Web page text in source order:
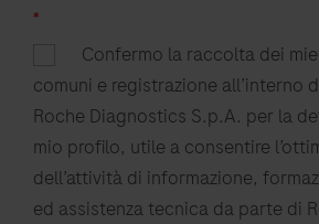
*
Confermo la raccolta dei
comuni e registrazione all’interno
Roche Diagnostics S.p.A. per la
mio profilo, utile a consentire
dell’attività di informazione,
ed assistenza tecnica da parte di